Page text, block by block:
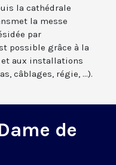
la cathédrale
la messe
par
possible grâce à la
aux installations
câblages, régie, ...).
de